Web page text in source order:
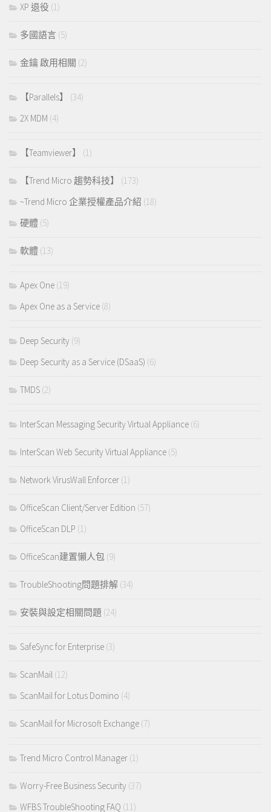
XP 退役 (1)
多國語言 (5)
金鑰 啟用相關 (2)
【Parallels】
(34)
2X MDM (4)
【Teamviewer】 (1)
【Trend Micro 趨勢科技】
(173)
~Trend Micro 企業授權產品介紹 (18)
硬體 (5)
軟體 (13)
Apex One (19)
Apex One as a Service (8)
Deep Security (9)
Deep Security as a Service (DSaaS) (6)
TMDS (2)
InterScan Messaging Security Virtual Appliance (6)
InterScan Web Security Virtual Appliance (5)
Network VirusWall Enforcer (1)
OfficeScan Client/Server Edition (57)
OfficeScan DLP (1)
OfficeScan建置懶人包 (9)
TroubleShooting問題排解 (34)
安裝與設定相關問題 (24)
SafeSync for Enterprise (3)
ScanMail (12)
ScanMail for Lotus Domino (4)
ScanMail for Microsoft Exchange (7)
Trend Micro Control Manager (1)
Worry-Free Business Security (37)
WFBS TroubleShooting FAQ (11)